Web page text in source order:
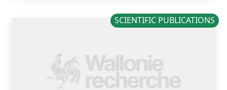
SCIENTIFIC PUBLICATIONS